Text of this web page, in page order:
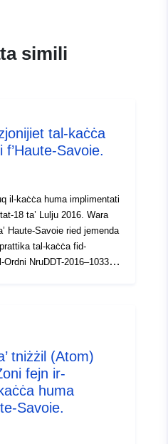
4bb1-a251-c763f12a6de3
ResourceType/services
simili
tal-kaċċa
Savoie.
il-kaċċa huma implimentati
ta’ Lulju 2016. Wara
Haute-Savoie ried jemenda
tal-kaċċa fid-
NruDDT-2016–1033
mill-11:30 am il-Ħadd).
tniżżil (Atom)
fejn ir-
huma
Savoie.